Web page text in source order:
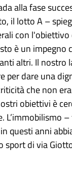
alla fase
il lotto A –
con
è un impegno
altri. Il nostro
dare una
che non
obiettivi è
–
questi anni
sport di via